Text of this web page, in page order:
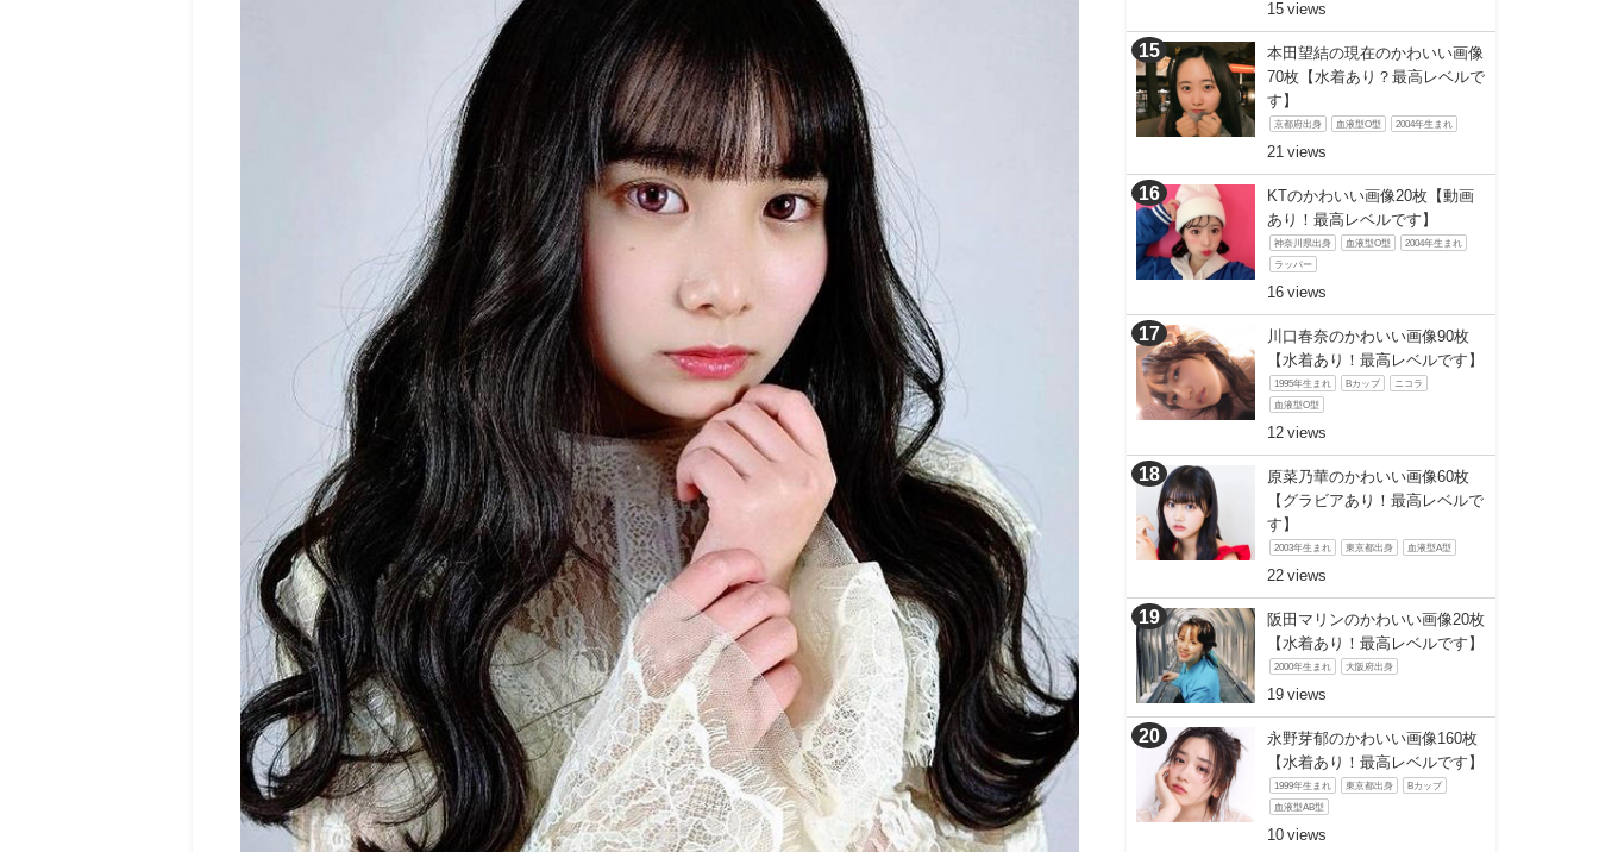
15
本田望結の現在のかわいい画像
70枚【水着あり？最高レベルで
す】
京都府出身 血液型O型 2004年生まれ
21
KTのかわいい画像20枚【動画
あり！最高レベルです】
神奈川県出身 血液型O型 2004年生まれ
ラッパー
16
川口春奈のかわいい画像90枚
【水着あり！最高レベルです】
1995年生まれ Bカップ ニコラ
血液型O型
12
原菜乃華のかわいい画像60枚
【グラビアあり！最高レベルで
す】
2003年生まれ 東京都出身 血液型A型
22
阪田マリンのかわいい画像20枚
【水着あり！最高レベルです】
2000年生まれ 大阪府出身
19
永野芽郁のかわいい画像160枚
【水着あり！最高レベルです】
1999年生まれ 東京都出身 Bカップ
血液型AB型
10